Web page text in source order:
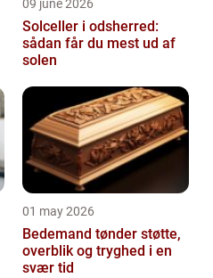
09 june 2026
Solceller i odsherred:
sådan får du mest ud af
solen
01 may 2026
Bedemand tønder støtte,
overblik og tryghed i en
svær tid